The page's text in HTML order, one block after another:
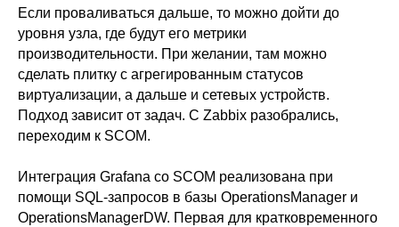
Если проваливаться дальше, то можно дойти до
уровня узла, где будут его метрики
производительности. При желании, там можно
сделать плитку с агрегированным статусов
виртуализации, а дальше и сетевых устройств.
Подход зависит от задач. С Zabbix разобрались,
переходим к SCOM.
Интеграция Grafana со SCOM реализована при
помощи SQL-запросов в базы OperationsManager и
OperationsManagerDW. Первая для кратковременного